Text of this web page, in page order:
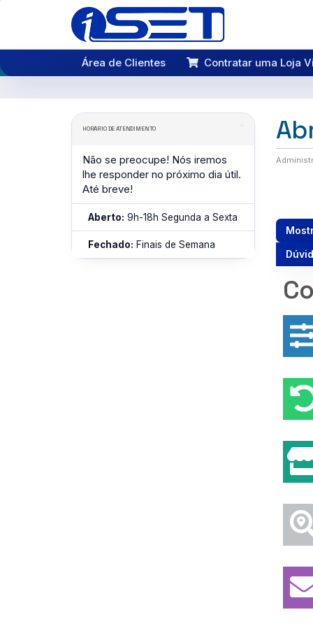
Área de Clientes Contratar uma Loja
HORÁRIO DE ATENDIMENTO
Não se preocupe! Nós iremos
lhe responder no próximo dia útil.
Até breve!
Aberto: 9h-18h Segunda a Sexta
Fechado: Finais de Semana